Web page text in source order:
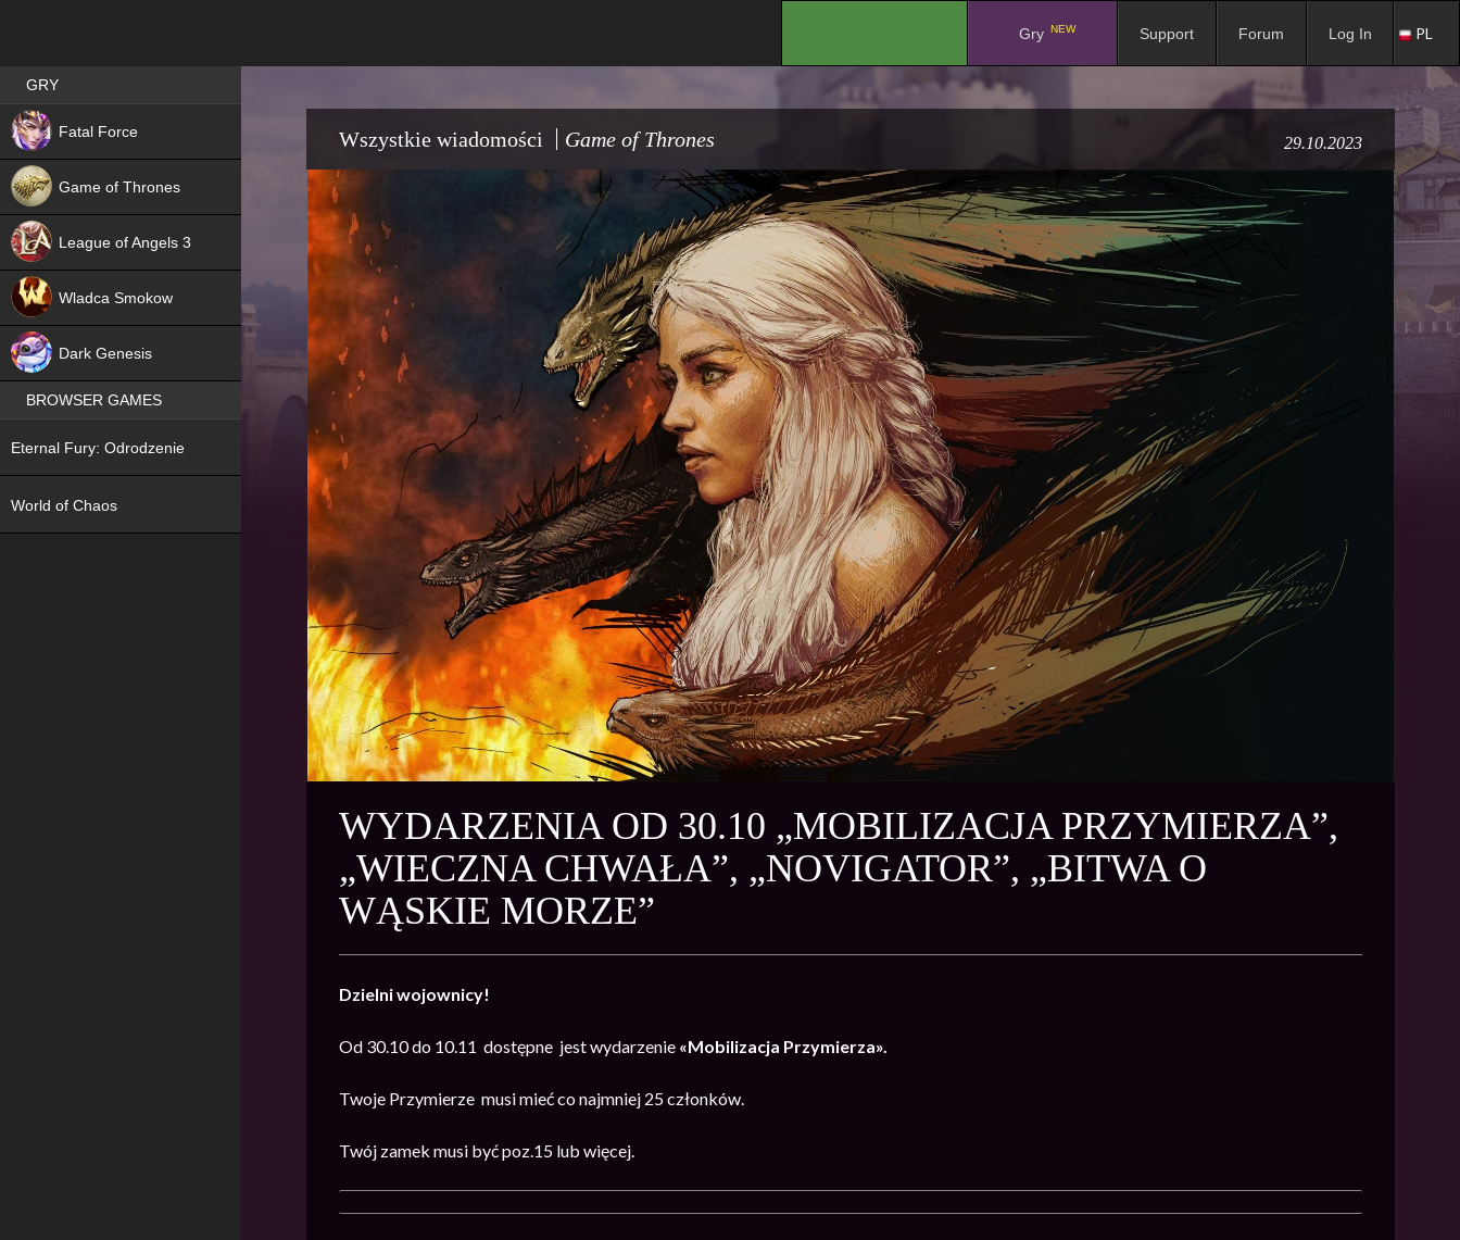
Gry NEW Support Forum Log In PL
Wszystkie wiadomości Game of Thrones 29.10.2023
WYDARZENIA OD 30.10 „MOBILIZACJA PRZYMIERZA”,
„WIECZNA CHWAŁA”, „NOVIGATOR”, „BITWA O
WĄSKIE MORZE”
Dzielni wojownicy!
Od 30.10 do 10.11 dostępne jest wydarzenie «Mobilizacja Przymierza».
Twoje Przymierze musi mieć co najmniej 25 członków.
Twój zamek musi być poz.15 lub więcej.
Best RPG games in Poland
GRY
Fatal Force
Game of Thrones
League of Angels 3
Wladca Smokow
Dark Genesis
BROWSER GAMES
Eternal Fury: Odrodzenie
World of Chaos